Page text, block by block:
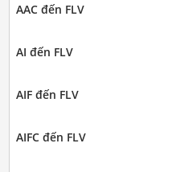
AAC đến FLV
AI đến FLV
AIF đến FLV
AIFC đến FLV